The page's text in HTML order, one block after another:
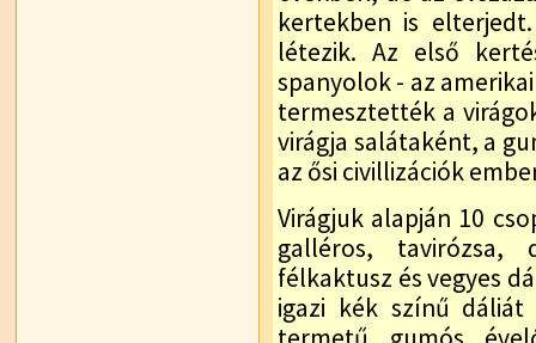
kertekben is
létezik. Az első
spanyolok - az
termesztették a
virágja salátaként, a
az ősi civillizációk
Virágjuk alapján 10
galléros, tavirózsa,
félkaktusz és vegyes
igazi kék színű